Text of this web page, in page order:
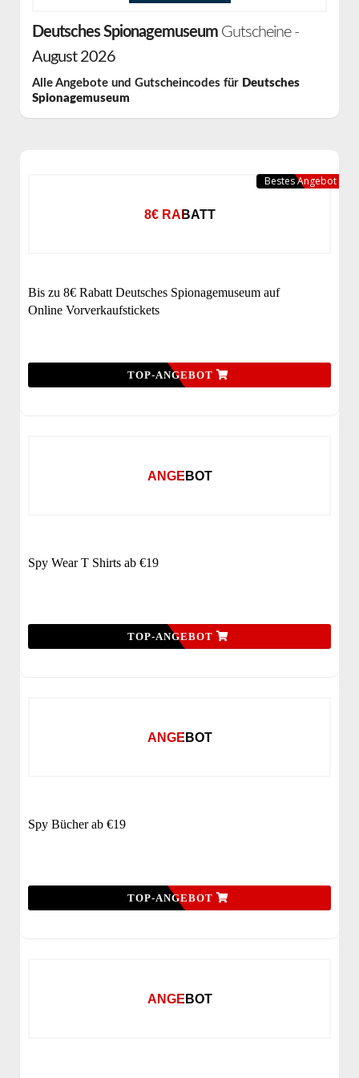
Deutsches Spionagemuseum Gutscheine -
August 2026
Alle Angebote und Gutscheincodes für Deutsches
Spionagemuseum
8€ RABATT
Bis zu 8€ Rabatt Deutsches Spionagemuseum auf
Online Vorverkaufstickets
TOP-ANGEBOT
Bestes Angebot
ANGEBOT
Spy Wear T Shirts ab €19
TOP-ANGEBOT
ANGEBOT
Spy Bücher ab €19
TOP-ANGEBOT
ANGEBOT